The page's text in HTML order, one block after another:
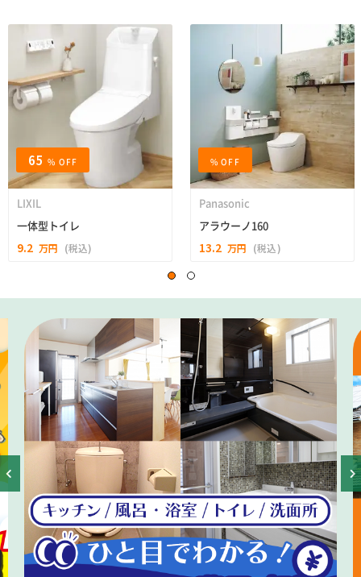
65% OFF
LIXIL
一体型トイレ
9.2 万円 (税込)
% OFF
Panasonic
アラウーノ160
13.2 万円 (税込)